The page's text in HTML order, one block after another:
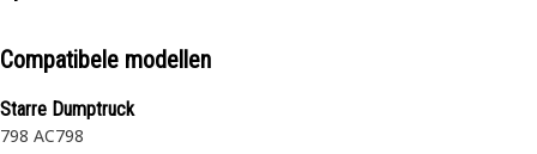
Compatibele modellen
Starre Dumptruck
798 AC798